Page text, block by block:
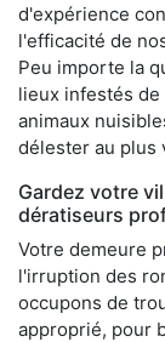
d'expérience
l'efficacité de
Peu importe la
lieux infestés
animaux
délester au plus
Gardez votre
dératiseurs
Votre demeure
l'irruption des
occupons de
approprié, pour